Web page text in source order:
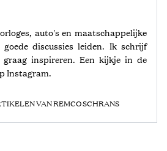
auto's en maatschappelijke
discussies leiden. Ik schrijf
inspireren. Een kijkje in de
Instagram.
VAN REMCO SCHRANS